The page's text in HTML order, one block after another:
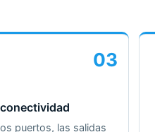
03
puertos, las salidas